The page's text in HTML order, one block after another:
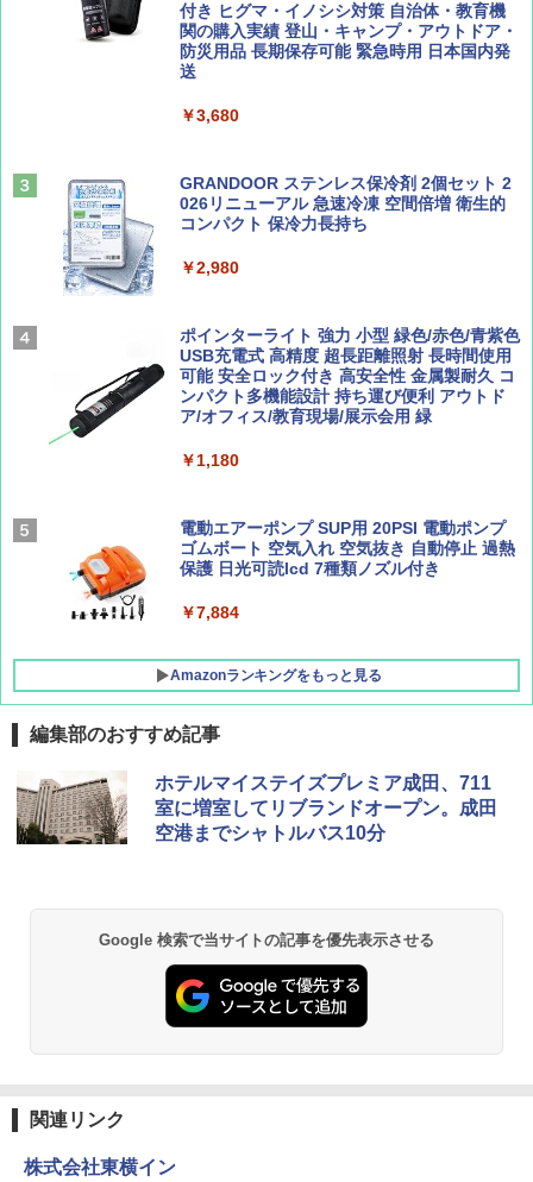
山と溪谷 2026年8月号「南アルプス大全」
Coyote No.89 特集 星野道夫 夢見る旅
AIRLINE（エアライン）2026年9月号【特
集】ボーイング110周年を祝して！
￥1,760
A09 地球の歩き方 イタリア 2026～2027 地
球の歩き方A ヨーロッパ
￥2,479
A26 地球の歩き方 チェコ ポーランド スロヴ
ァキア 2026～2027 地球の歩き方A ヨーロッ
新しい日本地理 地図・統計・移動から読み
解く (講談社現代新書)
￥1,540
ーチ ピクニック ポップアップテント 携帯 簡
易 トイレテント (ブラック)
￥4,980
500002(89232)
￥5,999
ーティング フルクローズ メッシュ 3-4人用
簡単設置 ポップアップテント エクルベージ
ュ(BC仕様) PATC-150B(EB)
￥9,990
イド ブラックコーティング フルクローズ メ
ッシュ 4人用 簡単設置 ポップアップテント P
ATCW-150B エクルベージュ
￥-
付き ヒグマ・イノシシ対策 自治体・教育機
関の購入実績 登山・キャンプ・アウトドア・
防災用品 長期保存可能 緊急時用 日本国内発
送
￥3,680
GRANDOOR ステンレス保冷剤 2個セット 2
026リニューアル 急速冷凍 空間倍増 衛生的
コンパクト 保冷力長持ち
￥2,980
ポインターライト 強力 小型 緑色/赤色/青紫色
USB充電式 高精度 超長距離照射 長時間使用
可能 安全ロック付き 高安全性 金属製耐久 コ
ンパクト多機能設計 持ち運び便利 アウトド
ア/オフィス/教育現場/展示会用 緑
￥1,180
電動エアーポンプ SUP用 20PSI 電動ポンプ
ゴムボート 空気入れ 空気抜き 自動停止 過熱
保護 日光可読lcd 7種類ノズル付き
￥7,884
Amazonランキングをもっと見る
編集部のおすすめ記事
ホテルマイステイズプレミア成田、711
室に増室してリブランドオープン。成田
空港までシャトルバス10分
Google 検索で当サイトの記事を優先表示させる
関連リンク
株式会社東横イン